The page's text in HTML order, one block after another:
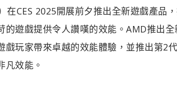
在CES 2025開展前夕推出全新遊戲產
的遊戲提供令人讚嘆的效能。AMD推出
戲玩家帶來卓越的效能體驗，並推出第2
凡效能。